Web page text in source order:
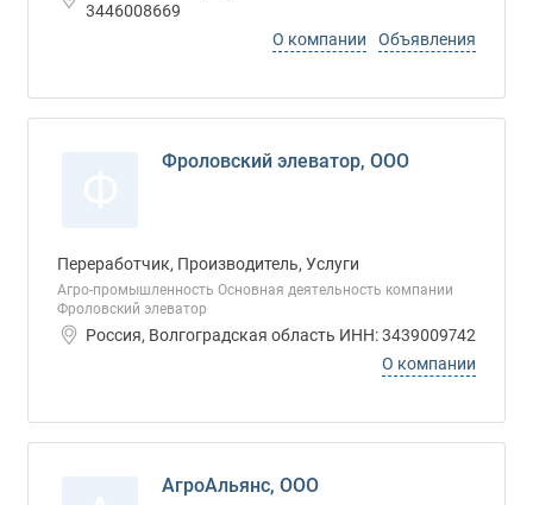
3446008669
О компании
Объявления
Фроловский элеватор, ООО
Переработчик, Производитель, Услуги
Агро-промышленность Основная деятельность компании
Фроловский элеватор
Россия, Волгоградская область ИНН: 3439009742
О компании
АгроАльянс, ООО